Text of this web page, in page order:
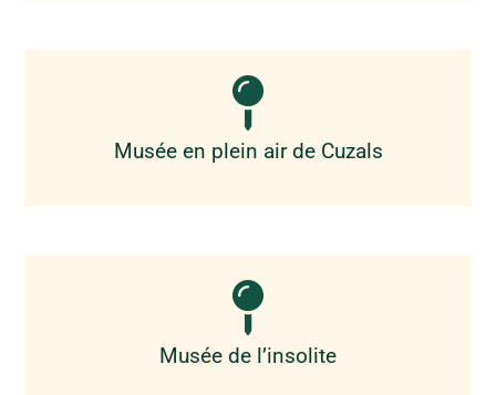
Musée en plein air de Cuzals
Musée de l’insolite